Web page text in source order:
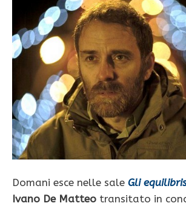
Domani esce nelle sale Gli
Ivano De Matteo transitato in